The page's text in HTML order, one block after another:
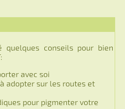
quelques conseils pour bien
avec soi
adopter sur les routes et
pour pigmenter votre